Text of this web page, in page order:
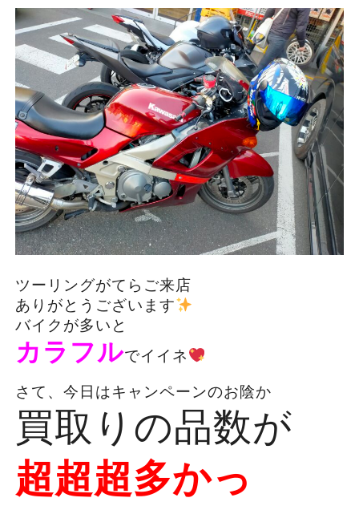
ツーリングがてらご来店
ありがとうございます
バイクが多いと
カラフルでイイネ
さて、今日はキャンペーンのお陰か
買取りの品数が
超超超多かっ